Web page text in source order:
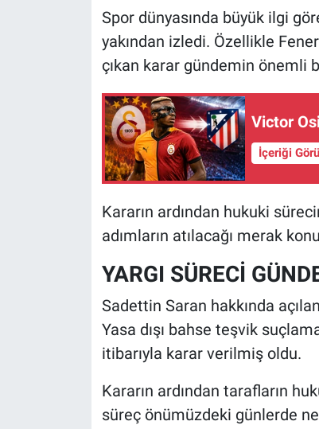
Spor dünyasında büyük ilgi
yakından izledi. Özellikle
çıkan karar gündemin önemli
Victor
İçeriği
Kararın ardından hukuki
adımların atılacağı merak
YARGI SÜRECİ
Sadettin Saran hakkında
Yasa dışı bahse teşvik
itibarıyla karar verilmiş oldu.
Kararın ardından tarafların
süreç önümüzdeki günlerde